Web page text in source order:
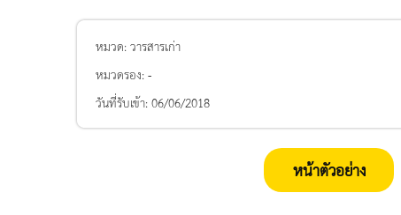
หมวด:วารสารเก่า
หมวดรอง:-
วันที่รับเข้า:06/06/2018
หน้าตัวอย่าง